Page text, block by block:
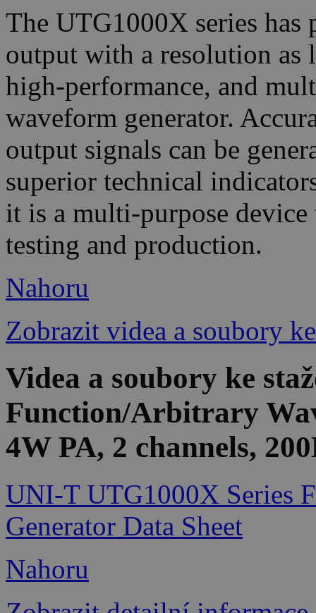
The UTG1000X series has
output with a resolution as
high-performance, and
waveform generator.
output signals can be
superior technical
it is a multi-purpose device
testing and production.
Nahoru
Zobrazit videa a soubory
Videa a soubory ke
Function/Arbitrary
4W PA, 2 channels,
UNI-T UTG1000X Series
Generator Data Sheet
Nahoru